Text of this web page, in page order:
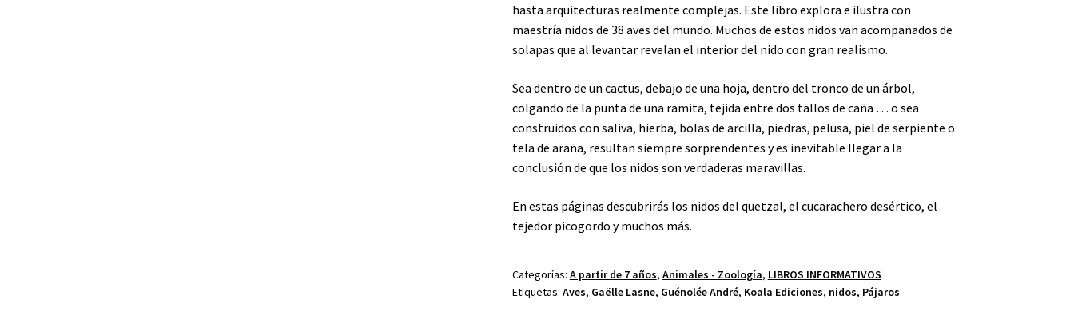
hasta arquitecturas realmente complejas. Este libro explora e ilustra con
maestría nidos de 38 aves del mundo. Muchos de estos nidos van acompañados de
solapas que al levantar revelan el interior del nido con gran realismo.
Sea dentro de un cactus, debajo de una hoja, dentro del tronco de un árbol,
colgando de la punta de una ramita, tejida entre dos tallos de caña … o sea
construidos con saliva, hierba, bolas de arcilla, piedras, pelusa, piel de serpiente o
tela de araña, resultan siempre sorprendentes y es inevitable llegar a la
conclusión de que los nidos son verdaderas maravillas.
En estas páginas descubrirás los nidos del quetzal, el cucarachero desértico, el
tejedor picogordo y muchos más.
Categorías: A partir de 7 años, Animales - Zoología, LIBROS INFORMATIVOS
Etiquetas: Aves, Gaëlle Lasne, Guénolée André, Koala Ediciones, nidos, Pájaros